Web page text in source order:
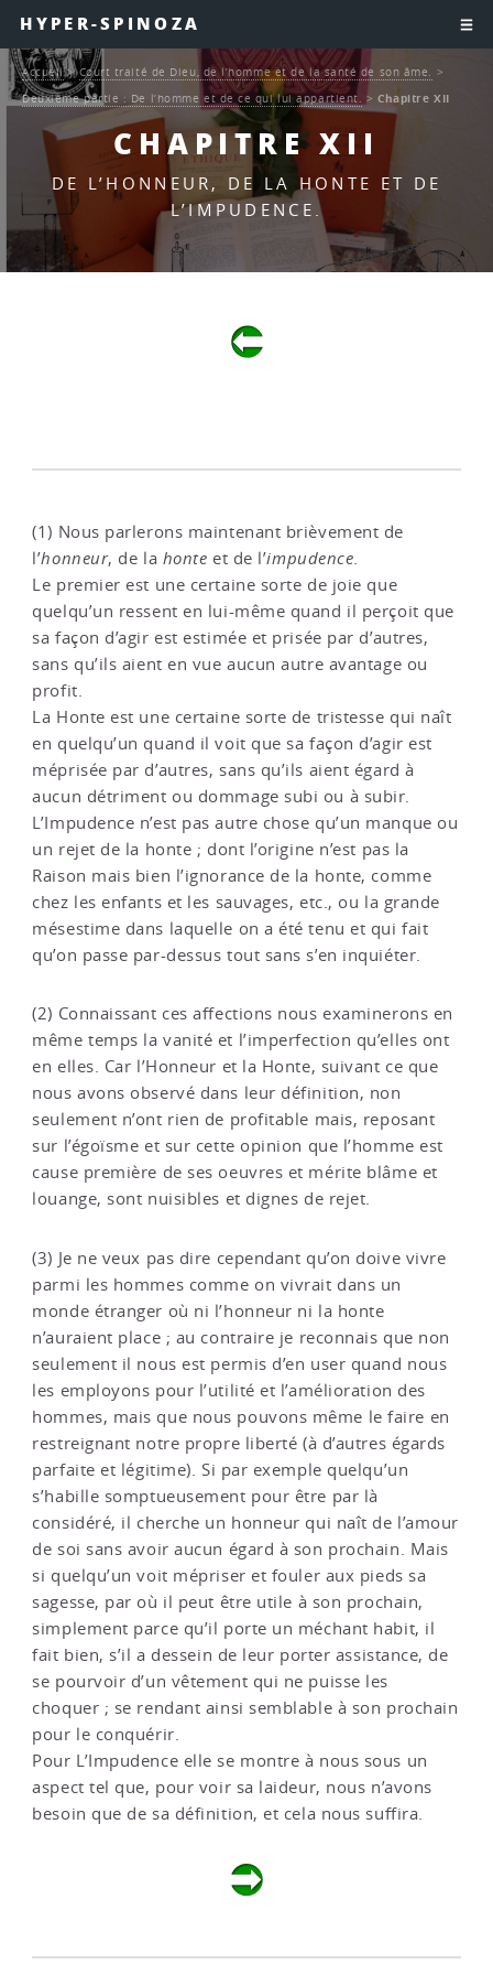
HYPER-SPINOZA
CHAPITRE XII
DE L’HONNEUR, DE LA HONTE ET DE
L’IMPUDENCE.
Accueil>Court traité de Dieu, de l’homme et de la santé de son âme.
>
Deuxième partie : De l’homme et de ce qui lui appartient. >Chapitre XII
(1) Nous parlerons maintenant brièvement de
l’honneur, de la honte et de l’impudence.
Le premier est une certaine sorte de joie que
quelqu’un ressent en lui-même quand il perçoit que
sa façon d’agir est estimée et prisée par d’autres,
sans qu’ils aient en vue aucun autre avantage ou
profit.
La Honte est une certaine sorte de tristesse qui naît
en quelqu’un quand il voit que sa façon d’agir est
méprisée par d’autres, sans qu’ils aient égard à
aucun détriment ou dommage subi ou à subir.
L’Impudence n’est pas autre chose qu’un manque ou
un rejet de la honte ; dont l’origine n’est pas la
Raison mais bien l’ignorance de la honte, comme
chez les enfants et les sauvages, etc., ou la grande
mésestime dans laquelle on a été tenu et qui fait
qu’on passe par-dessus tout sans s’en inquiéter.
(2) Connaissant ces affections nous examinerons en
même temps la vanité et l’imperfection qu’elles ont
en elles. Car l’Honneur et la Honte, suivant ce que
nous avons observé dans leur définition, non
seulement n’ont rien de profitable mais, reposant
sur l’égoïsme et sur cette opinion que l’homme est
cause première de ses oeuvres et mérite blâme et
louange, sont nuisibles et dignes de rejet.
(3) Je ne veux pas dire cependant qu’on doive vivre
parmi les hommes comme on vivrait dans un
monde étranger où ni l’honneur ni la honte
n’auraient place ; au contraire je reconnais que non
seulement il nous est permis d’en user quand nous
les employons pour l’utilité et l’amélioration des
hommes, mais que nous pouvons même le faire en
restreignant notre propre liberté (à d’autres égards
parfaite et légitime). Si par exemple quelqu’un
s’habille somptueusement pour être par là
considéré, il cherche un honneur qui naît de l’amour
de soi sans avoir aucun égard à son prochain. Mais
si quelqu’un voit mépriser et fouler aux pieds sa
sagesse, par où il peut être utile à son prochain,
simplement parce qu’il porte un méchant habit, il
fait bien, s’il a dessein de leur porter assistance, de
se pourvoir d’un vêtement qui ne puisse les
choquer ; se rendant ainsi semblable à son prochain
pour le conquérir.
Pour L’Impudence elle se montre à nous sous un
aspect tel que, pour voir sa laideur, nous n’avons
besoin que de sa définition, et cela nous suffira.